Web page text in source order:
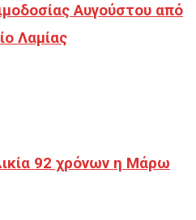
Αυγούστου από
Λαμίας
92 χρόνων η Μάρω